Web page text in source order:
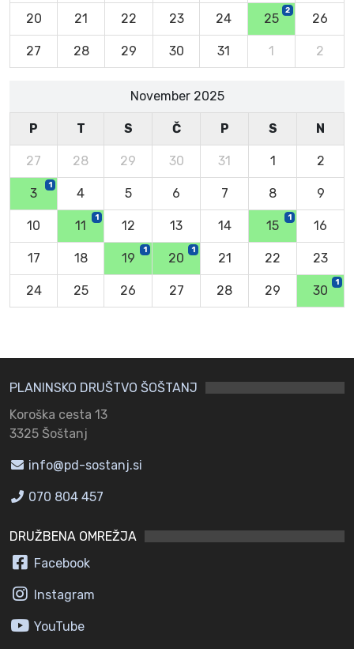
20 21 22 23 24 25
2
26
27 28 29 30 31 1 2
November 2025
P T S Č P S N
27 28 29 30 31 1 2
3
1
4 5 6 7 8 9
10 11
1
12 13 14 15
1
16
17 18 19
1
20
1
21 22 23
24 25 26 27 28 29 30
1
PLANINSKO DRUŠTVO ŠOŠTANJ
Koroška cesta 13
3325 Šoštanj
info@pd-sostanj.si
070 804 457
DRUŽBENA OMREŽJA
Facebook
Instagram
YouTube